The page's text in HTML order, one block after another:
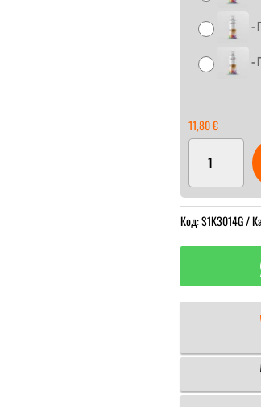
-
-
11,80€
Спрей
акрилен
1K
Код:S1K3014G